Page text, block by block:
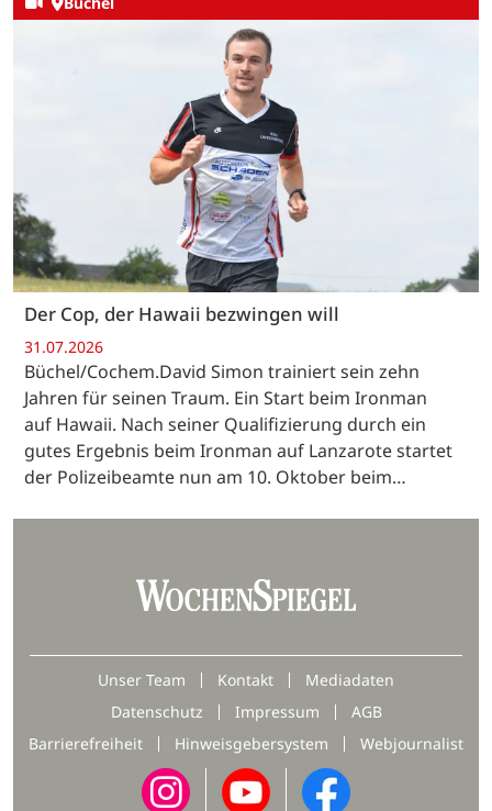
Der Cop, der Hawaii bezwingen will
31.07.2026
Büchel/Cochem.David Simon trainiert sein zehn
Jahren für seinen Traum. Ein Start beim Ironman
auf Hawaii. Nach seiner Qualifizierung durch ein
gutes Ergebnis beim Ironman auf Lanzarote startet
der Polizeibeamte nun am 10. Oktober beim…
Unser Team Kontakt
Mediadaten
Datenschutz
Impressum
AGB
Barrierefreiheit
Hinweisgebersystem Webjournalist